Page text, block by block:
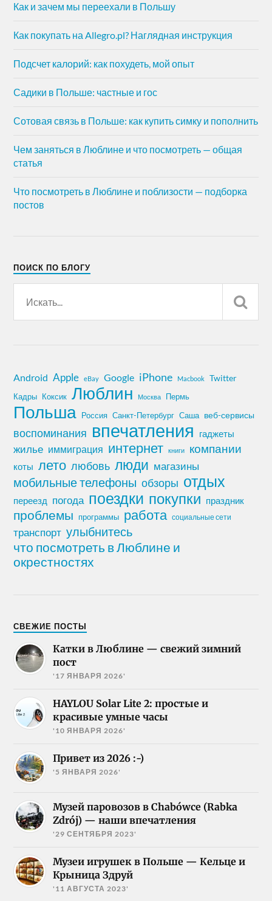
Как и зачем мы переехали в Польшу
Как покупать на Allegro.pl? Наглядная инструкция
Подсчет калорий: как похудеть, мой опыт
Садики в Польше: частные и гос
Сотовая связь в Польше: как купить симку и пополнить
Чем заняться в Люблине и что посмотреть — общая
статья
Что посмотреть в Люблине и поблизости — подборка
постов
ПОИСК ПО БЛОГУ
Android Apple eBay Google iPhone Macbook Twitter
Кадры Коксик Люблин Москва Пермь
Польша Россия Санкт-Петербург Саша веб-сервисы
воспоминания впечатления гаджеты
жилье иммиграция интернет книги компании
коты лето любовь люди магазины
мобильные телефоны обзоры отдых
переезд погода поездки покупки праздник
проблемы программы работа социальные сети
транспорт улыбнитесь
что посмотреть в Люблине и
окрестностях
СВЕЖИЕ ПОСТЫ
Катки в Люблине — свежий зимний
пост
'17 ЯНВАРЯ 2026'
HAYLOU Solar Lite 2: простые и
красивые умные часы
'10 ЯНВАРЯ 2026'
Привет из 2026 :-)
'5 ЯНВАРЯ 2026'
Музей паровозов в Chabówce (Rabka
Zdrój) — наши впечатления
'29 СЕНТЯБРЯ 2023'
Музеи игрушек в Польше — Кельце и
Крыница Здруй
'11 АВГУСТА 2023'